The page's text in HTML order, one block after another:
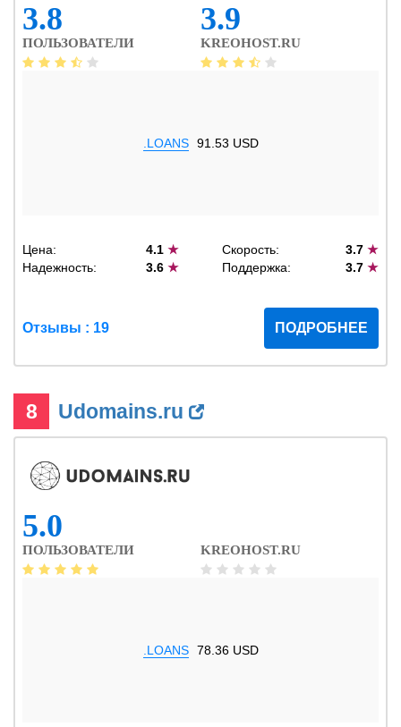
3.8
ПОЛЬЗОВАТЕЛИ
3.9
KREOHOST.RU
.LOANS 91.53 USD
Цена: 4.1★ Скорость: 3.7 ★
Надежность:
3.6★ Поддержка: 3.7 ★
Отзывы : 19 ПОДРОБНЕЕ
8 Udomains.ru
5.0
ПОЛЬЗОВАТЕЛИ KREOHOST.RU
.LOANS 78.36 USD